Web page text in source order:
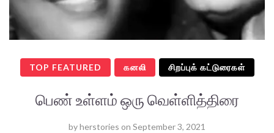
TOP FEATURED கனலி சிறப்புக் கட்டுரைகள்
பெண் உள்ளம் ஒரு வெள்ளித்திரை
byherstories on September 3, 2021